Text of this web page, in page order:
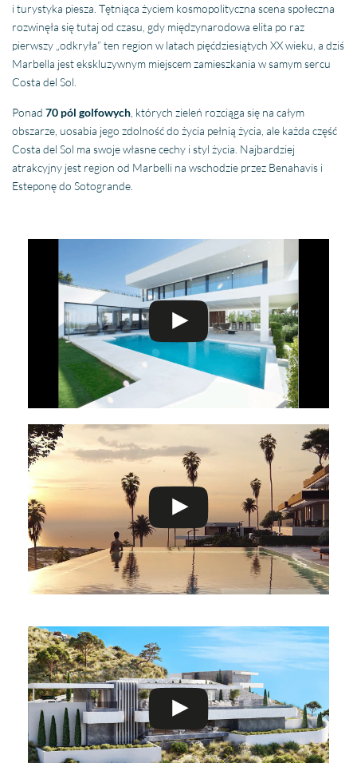
i turystyka piesza. Tętniąca życiem kosmopolityczna scena społeczna
rozwinęła się tutaj od czasu, gdy międzynarodowa elita po raz
pierwszy „odkryła” ten region w latach pięćdziesiątych XX wieku, a dziś
Marbella jest ekskluzywnym miejscem zamieszkania w samym sercu
Costa del Sol.
Ponad70 pól golfowych , których zieleń rozciąga się na całym
obszarze, uosabia jego zdolność do życia pełnią życia, ale każda część
Costa del Sol ma swoje własne cechy i styl życia. Najbardziej
atrakcyjny jest region od Marbelli na wschodzie przez Benahavis i
Esteponę do Sotogrande.